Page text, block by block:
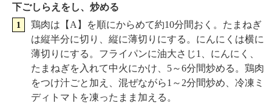
下ごしらえをし、炒める
鶏肉は【A】を順にからめて約10分間おく。たまねぎ
は縦半分に切り、縦に薄切りにする。にんにくは横に
薄切りにする。フライパンに油大さじ1、にんにく、
たまねぎを入れて中火にかけ、5～6分間炒める。鶏肉
をつけ汁ごと加え、混ぜながら1～2分間炒め、冷凍ミ
ディトマトを凍ったまま加える。